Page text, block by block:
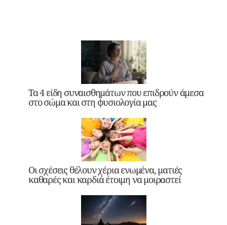
Τα 4 είδη συναισθημάτων που επιδρούν άμεσα
στο σώμα και στη φυσιολογία μας
Οι σχέσεις θέλουν χέρια ενωμένα, ματιές
καθαρές και καρδιά έτοιμη να μοιραστεί